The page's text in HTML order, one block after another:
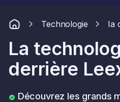
Technologie Ia
La
derrière
Découvrez les grands